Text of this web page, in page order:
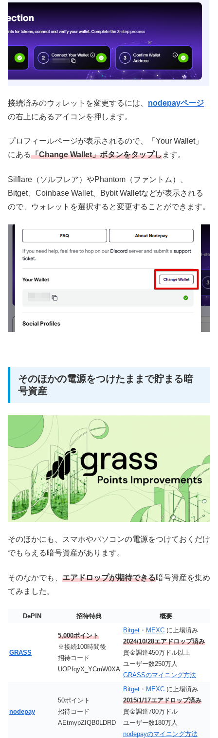
接続済みのウォレットを変更するには、 nodepayページ
の右上にあるアイコンを押します。
プロフィールページが表示されるので、「Your Wallet」
にある「Change Wallet」ボタンをタップします。
Silflare（ソルフレア）やPhantom（ファントム）、
Bitget、Coinbase Wallet、Bybit Walletなどが表示される
ので、ウォレットを選択すると変更することができます。
そのほかの電源をつけたままで貯まる暗
号資産
そのほかにも、スマホやパソコンの電源をつけておくだけ
でもらえる暗号資産があります。
そのなかでも、 エアドロップが期待できる暗号資産を集め
てみました。
DePIN 招待特典 概要
GRASS
5,000ポイント
※接続100時間後
招待コード
UOPfqyX_YCmW0XA
Bitget ・ MEXC に上場済み
2024/10/28エアドロップ済み
資金調達450万ドル以上
ユーザー数250万人
GRASSのマイニング方法
nodepay
50ポイント
招待コード
AEtmypZIQB0LDRD
Bitget ・ MEXC に上場済み
2015/1/17エアドロップ済み
資金調達700万ドル
ユーザー数180万人
nodepayのマイニング方法